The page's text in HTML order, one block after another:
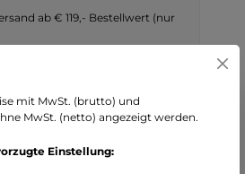
ab € 119,- Bestellwert (nur
kompetenter Partner im
mit MwSt. (brutto) und
MwSt. (netto) angezeigt werden.
Einstellung: